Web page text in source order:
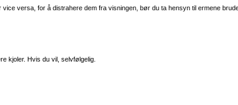
versa, for å distrahere dem fra visningen, bør du ta hensyn til ermene
kjoler. Hvis du vil, selvfølgelig.